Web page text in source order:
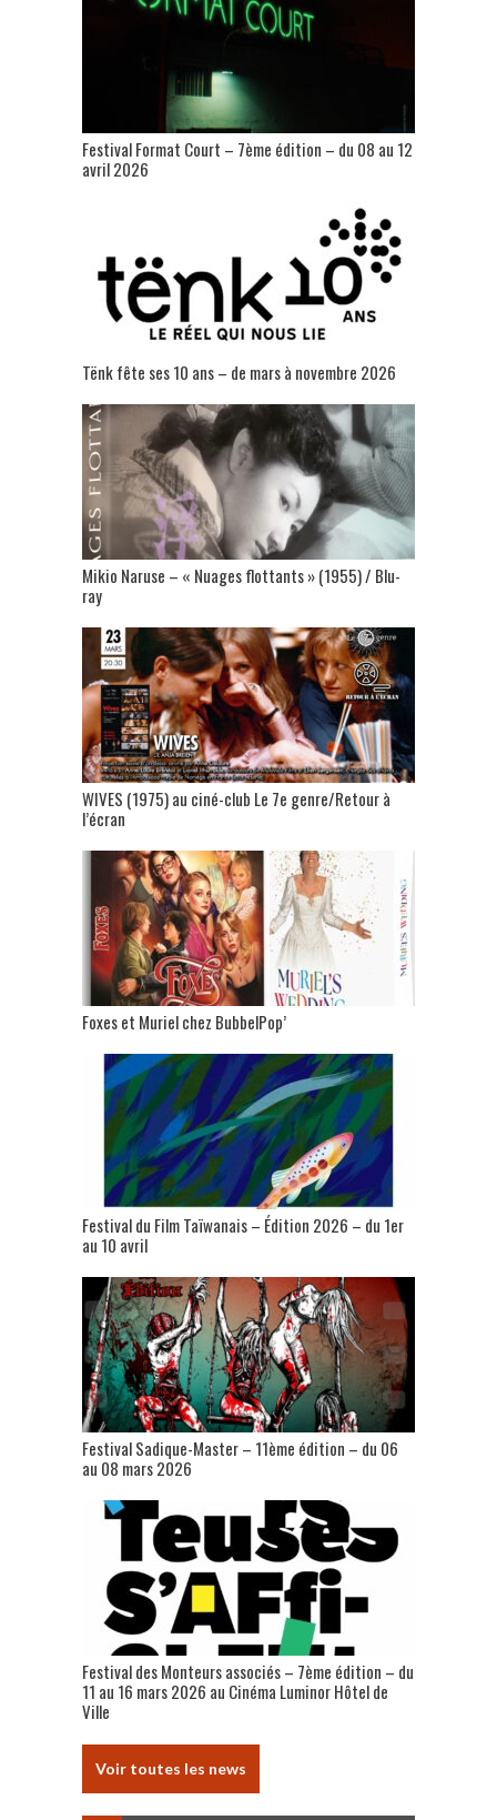
Festival Format Court – 7ème édition – du 08 au 12
avril 2026
Tënk fête ses 10 ans – de mars à novembre 2026
Mikio Naruse – « Nuages flottants » (1955) / Blu-
ray
WIVES (1975) au ciné-club Le 7e genre/Retour à
l’écran
Foxes et Muriel chez BubbelPop’
Festival du Film Taïwanais – Édition 2026 – du 1er
au 10 avril
Festival Sadique-Master – 11ème édition – du 06
au 08 mars 2026
Festival des Monteurs associés – 7ème édition – du
11 au 16 mars 2026 au Cinéma Luminor Hôtel de
Ville
Voir toutes les news